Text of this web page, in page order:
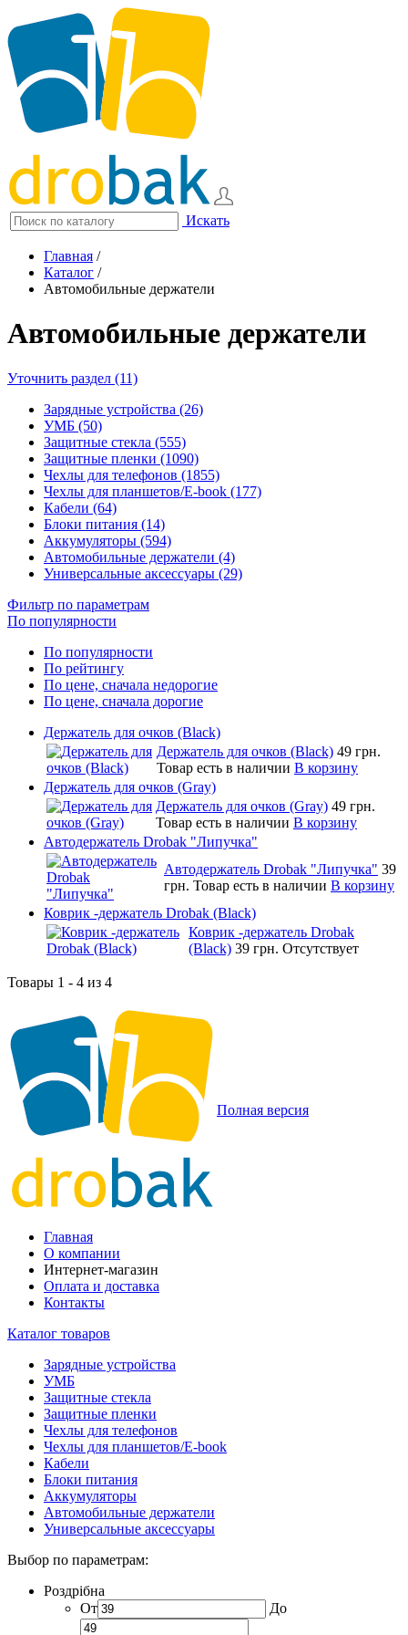
Искать
Главная /
Каталог /
Автомобильные держатели
Автомобильные держатели
Уточнить раздел (11)
Зарядные устройства (26)
УМБ (50)
Защитные стекла (555)
Защитные пленки (1090)
Чехлы для телефонов (1855)
Чехлы для планшетов/E-book (177)
Кабели (64)
Блоки питания (14)
Аккумуляторы (594)
Автомобильные держатели (4)
Универсальные аксессуары (29)
Фильтр по параметрам
По популярности
По популярности
По рейтингу
По цене, сначала недорогие
По цене, сначала дорогие
Держатель для очков (Black)
Держатель для очков (Black) 49 грн.
Товар есть в наличии В корзину
Держатель для очков (Gray)
Держатель для очков (Gray) 49 грн.
Товар есть в наличии В корзину
Автодержатель Drobak "Липучка"
Автодержатель Drobak "Липучка" 39
грн. Товар есть в наличии В корзину
Коврик -держатель Drobak (Black)
Коврик -держатель Drobak
(Black) 39 грн. Отсутствует
Товары 1 - 4 из 4
Полная версия
Главная
О компании
Интернет-магазин
Оплата и доставка
Контакты
Каталог товаров
Зарядные устройства
УМБ
Защитные стекла
Защитные пленки
Чехлы для телефонов
Чехлы для планшетов/E-book
Кабели
Блоки питания
Аккумуляторы
Автомобильные держатели
Универсальные аксессуары
Выбор по параметрам:
Роздрібна
От
До